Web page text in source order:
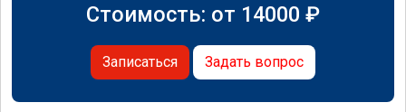
Стоимость: от 14000 ₽
Записаться Задать вопрос